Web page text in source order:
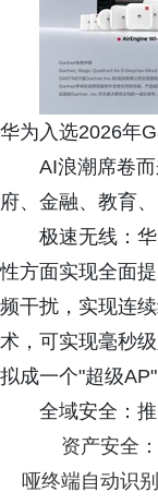
华为入选2026年
AI浪潮席卷
府、金融、教育
极速无线：
性方面实现全面
频干扰，实现连
术，可实现毫秒
拟成一个"超级
全域安全：
资产安全
哑终端自动识